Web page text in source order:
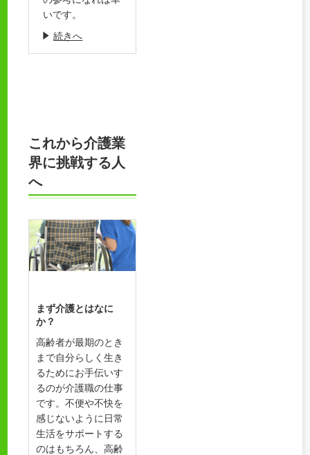
いです。
続きへ
これから介護業
界に挑戦する人
へ
まず介護とはなに
か？
高齢者が最期のとき
まで自分らしく生き
るためにお手伝いす
るのが介護職の仕事
です。不便や不快を
感じないように日常
生活をサポートする
のはもちろん、高齢